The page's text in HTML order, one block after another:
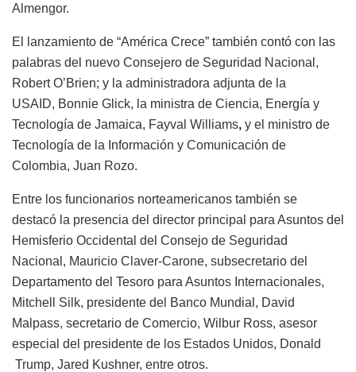
Almengor.
El lanzamiento de “América Crece” también contó con las
palabras del nuevo Consejero de Seguridad Nacional,
Robert O’Brien; y la administradora adjunta de la
USAID, Bonnie Glick, la ministra de Ciencia, Energía y
Tecnología de Jamaica, Fayval Williams, y el ministro de
Tecnología de la Información y Comunicación de
Colombia, Juan Rozo.
Entre los funcionarios norteamericanos también se
destacó la presencia del director principal para Asuntos del
Hemisferio Occidental del Consejo de Seguridad
Nacional, Mauricio Claver-Carone, subsecretario del
Departamento del Tesoro para Asuntos Internacionales,
Mitchell Silk, presidente del Banco Mundial, David
Malpass, secretario de Comercio, Wilbur Ross, asesor
especial del presidente de los Estados Unidos, Donald
Trump, Jared Kushner, entre otros.